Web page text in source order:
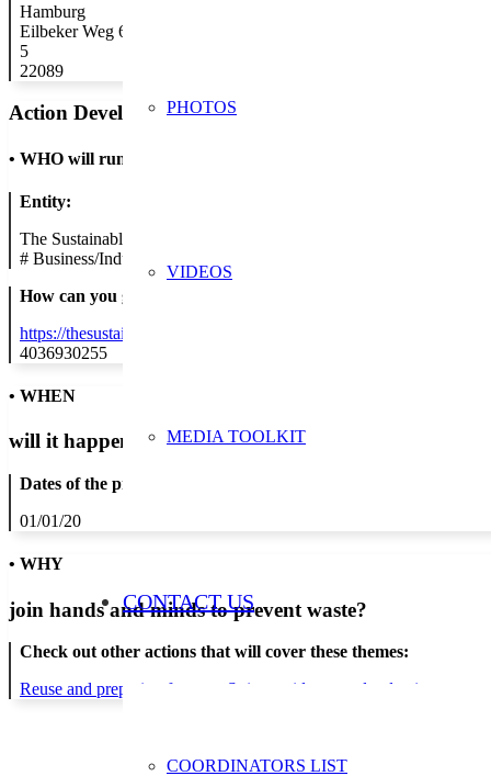
PHOTOS
VIDEOS
MEDIA TOOLKIT
CONTACT US
COORDINATORS LIST
Hamburg
Eilbeker Weg 66
5
22089
Action Developer
• WHO will run the show
Entity:
The Sustainable People GmbH
# Business/Industry
How can you get in contact:
https://thesustainablepeople.com & https://poop-bags.de
4036930255
• WHEN
will it happen?
Dates of the proposed action:
01/01/20
• WHY
join hands and minds toprevent waste?
Check out other actions that will cover these themes:
Reuse and preparing for reuse
Strict avoidance and reduction at